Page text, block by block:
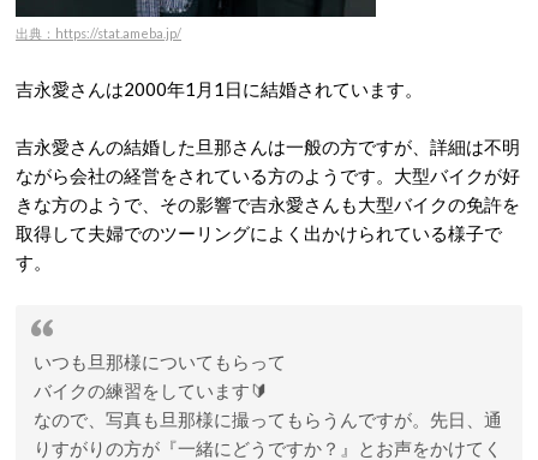
出典：https://stat.ameba.jp/
吉永愛さんは2000年1月1日に結婚されています。
吉永愛さんの結婚した旦那さんは一般の方ですが、詳細は不明
ながら会社の経営をされている方のようです。大型バイクが好
きな方のようで、その影響で吉永愛さんも大型バイクの免許を
取得して夫婦でのツーリングによく出かけられている様子で
す。
いつも旦那様についてもらって
バイクの練習をしています🔰
なので、写真も旦那様に撮ってもらうんですが。先日、通
りすがりの方が『一緒にどうですか？』とお声をかけてく